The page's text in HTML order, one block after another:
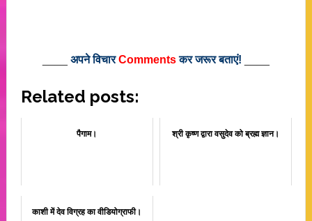
अपने विचारCommentsकर जरूर बताएं!
Related posts:
पैगाम। श्री कृष्ण द्वारा वसुदेव को ब्रह्म ज्ञान।
काशी में देव विग्रह का वीडियोग्राफी।